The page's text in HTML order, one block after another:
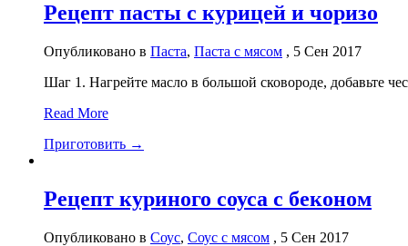
Рецепт пасты с курицей и чоризо
Опубликовано в Паста, Паста с мясом , 5 Сен 2017
Шаг 1. Нагрейте масло в большой сковороде, добавьте
Read More
Приготовить →
Рецепт куриного соуса с беконом
Опубликовано в Соус, Соус с мясом , 5 Сен 2017